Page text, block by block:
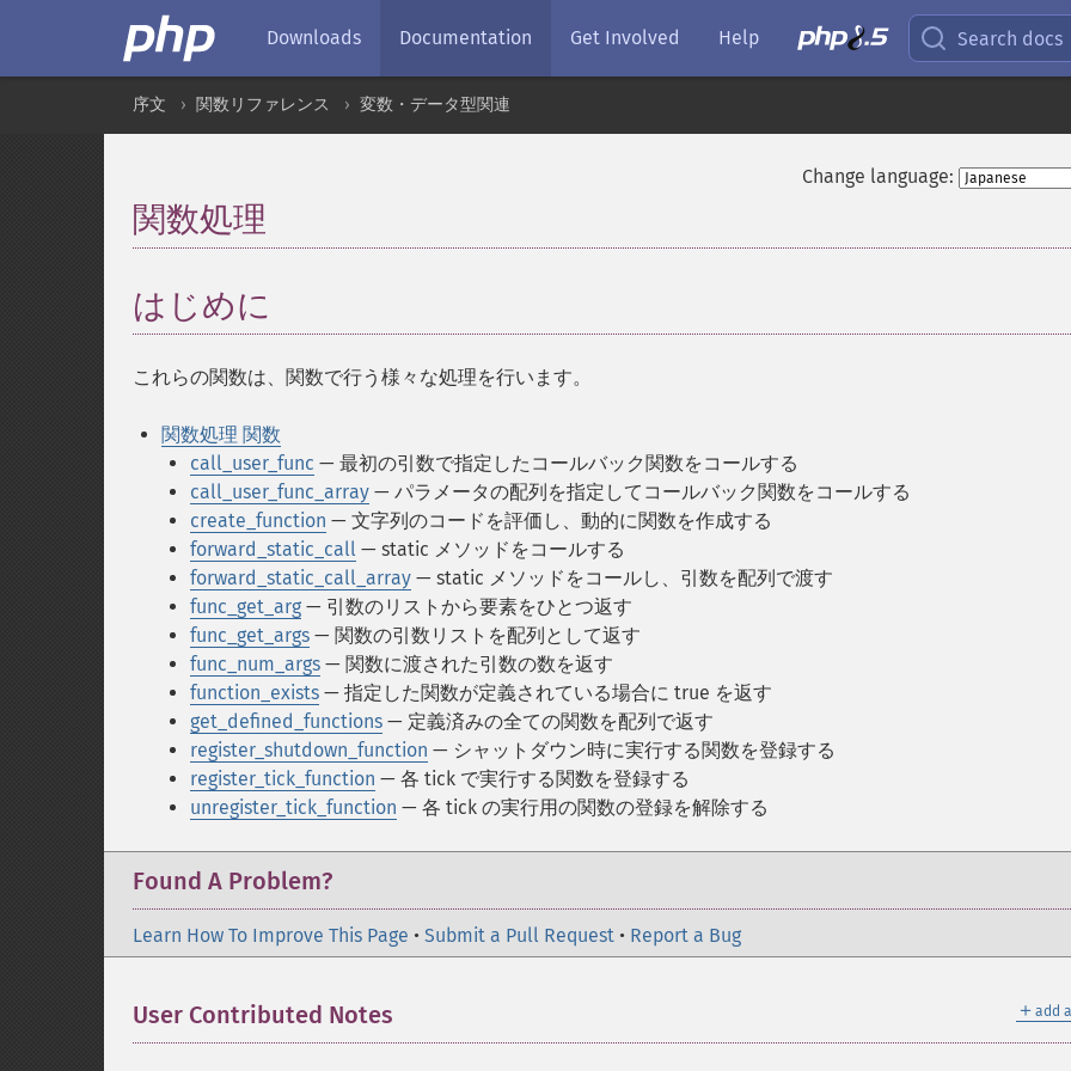
Downloads Documentation Get Involved Help Search docs
序文 関数リファレンス 変数・データ型関連
Change language:
関数処理
はじめに
これらの関数は、関数で行う様々な処理を行います。
関数処理 関数
call_user_func — 最初の引数で指定したコールバック関数をコールする
call_user_func_array — パラメータの配列を指定してコールバック関数をコールする
create_function — 文字列のコードを評価し、動的に関数を作成する
forward_static_call — static メソッドをコールする
forward_static_call_array — static メソッドをコールし、引数を配列で渡す
func_get_arg — 引数のリストから要素をひとつ返す
func_get_args — 関数の引数リストを配列として返す
func_num_args — 関数に渡された引数の数を返す
function_exists — 指定した関数が定義されている場合に true を返す
get_defined_functions — 定義済みの全ての関数を配列で返す
register_shutdown_function — シャットダウン時に実行する関数を登録する
register_tick_function — 各 tick で実行する関数を登録する
unregister_tick_function — 各 tick の実行用の関数の登録を解除する
Found A Problem?
Learn How To Improve This Page • Submit a Pull Request • Report a Bug
＋ add
User Contributed Notes